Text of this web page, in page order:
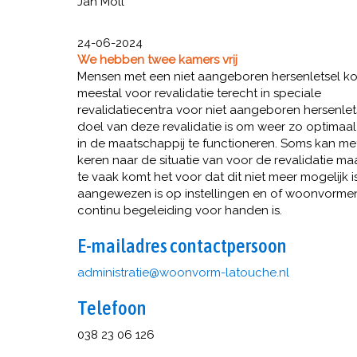
24-06-2024
We hebben twee kamers vrij
Mensen met een niet aangeboren hersenletsel
meestal voor revalidatie terecht in speciale
revalidatiecentra voor niet aangeboren
doel van deze revalidatie is om weer zo
in de maatschappij te functioneren. Soms kan
keren naar de situatie van voor de revalidatie
te vaak komt het voor dat dit niet meer mogelijk
aangewezen is op instellingen en of
continu begeleiding voor handen is.
E-mailadres contactpersoon
eitartsinimda@woonvorm-latouche.nl
Telefoon
038 23 06 126